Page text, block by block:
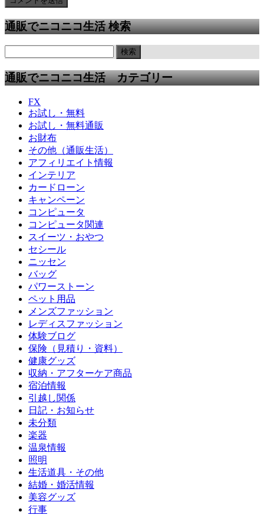
通販でニコニコ生活 検索
通販でニコニコ生活 カテゴリー
FX
お試し・無料
お試し・無料通販
お財布
その他（通販生活）
アフィリエイト情報
インテリア
カードローン
キャンペーン
コンピュータ
コンピュータ関連
スイーツ・おやつ
セシール
ニッセン
バッグ
パワーストーン
ペット用品
メンズファッション
レディスファッション
体験ブログ
保険（見積り・資料）
健康グッズ
収納・アフターケア商品
宿泊情報
引越し関係
日記・お知らせ
未分類
楽器
温泉情報
照明
生活道具・その他
結婚・婚活情報
美容グッズ
行事